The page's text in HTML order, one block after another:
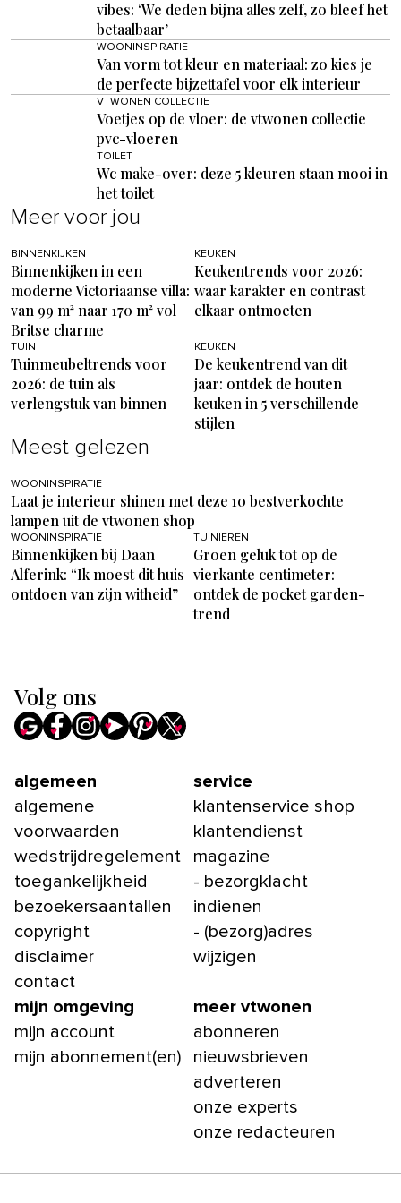
vibes: ‘We deden bijna alles zelf, zo bleef het
betaalbaar’
WOONINSPIRATIE
Van vorm tot kleur en materiaal: zo kies je
de perfecte bijzettafel voor elk interieur
VTWONEN COLLECTIE
Voetjes op de vloer: de vtwonen collectie
pvc-vloeren
TOILET
Wc make-over: deze 5 kleuren staan mooi in
het toilet
Meer voor jou
BINNENKIJKEN
Binnenkijken in een
moderne Victoriaanse villa:
van 99 m² naar 170 m² vol
Britse charme
KEUKEN
Keukentrends voor 2026:
waar karakter en contrast
elkaar ontmoeten
TUIN
Tuinmeubeltrends voor
2026: de tuin als
verlengstuk van binnen
KEUKEN
De keukentrend van dit
jaar: ontdek de houten
keuken in 5 verschillende
stijlen
Meest gelezen
WOONINSPIRATIE
Laat je interieur shinen met deze 10 bestverkochte
lampen uit de vtwonen shop
WOONINSPIRATIE
Binnenkijken bij Daan
Alferink: “Ik moest dit huis
ontdoen van zijn witheid”
TUINIEREN
Groen geluk tot op de
vierkante centimeter:
ontdek de pocket garden-
trend
Volg ons
algemeen
algemene
voorwaarden
wedstrijdregelement
toegankelijkheid
bezoekersaantallen
copyright
disclaimer
contact
service
klantenservice shop
klantendienst
magazine
- bezorgklacht
indienen
- (bezorg)adres
wijzigen
mijn omgeving
mijn account
mijn abonnement(en)
meer vtwonen
abonneren
nieuwsbrieven
adverteren
onze experts
onze redacteuren